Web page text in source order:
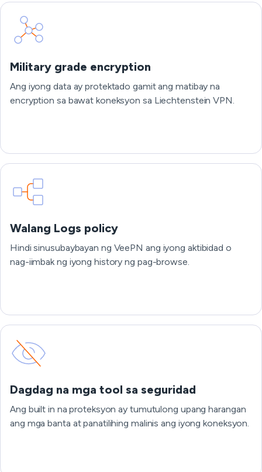
Military grade encryption
Ang iyong data ay protektado gamit ang matibay na
encryption sa bawat koneksyon sa Liechtenstein VPN.
Walang Logs policy
Hindi sinusubaybayan ng VeePN ang iyong aktibidad o
nag-iimbak ng iyong history ng pag-browse.
Dagdag na mga tool sa seguridad
Ang built in na proteksyon ay tumutulong upang harangan
ang mga banta at panatilihing malinis ang iyong koneksyon.